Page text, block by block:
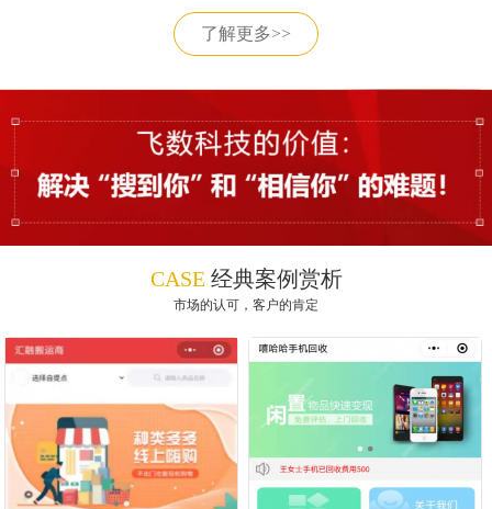
了解更多>>
CASE经典案例赏析
市场的认可，客户的肯定